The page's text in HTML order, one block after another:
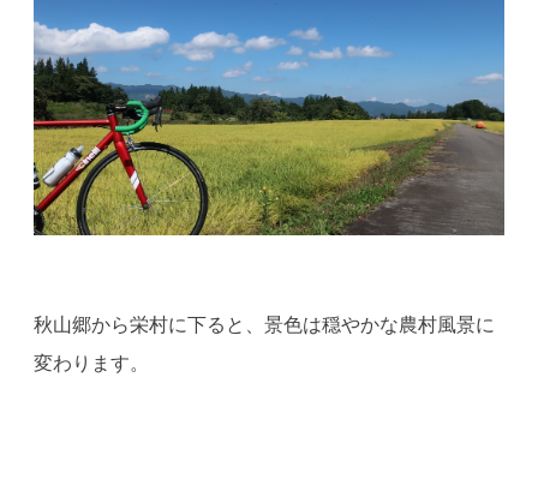
秋山郷から栄村に下ると、景色は穏やかな農村風景に
変わります。